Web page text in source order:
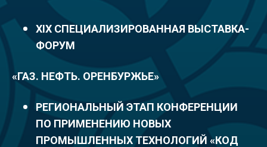
XIX СПЕЦИАЛИЗИРОВАННАЯ ВЫСТАВКА-
ФОРУМ
«ГАЗ. НЕФТЬ. ОРЕНБУРЖЬЕ»
РЕГИОНАЛЬНЫЙ ЭТАП КОНФЕРЕНЦИИ
ПО ПРИМЕНЕНИЮ НОВЫХ
ПРОМЫШЛЕННЫХ ТЕХНОЛОГИЙ «КОД